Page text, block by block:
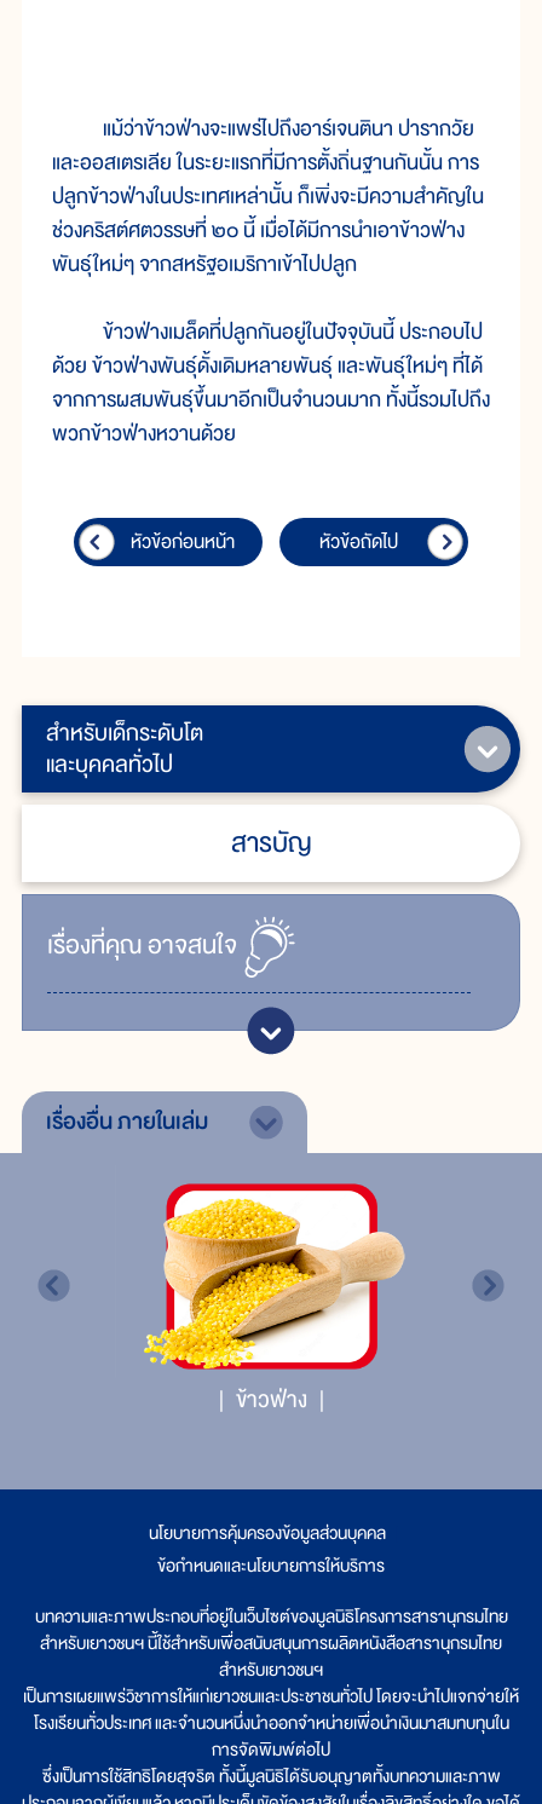
สำหรับเด็กระดับโต
และบุคคลทั่วไป
สารบัญ
เรื่ิองที่คุณอาจสนใจ
แม้ว่าข้าวฟ่างจะแพร่ไปถึงอาร์เจนตินา ปารากวัย
และออสเตรเลีย ในระยะแรกที่มีการตั้งถิ่นฐานกันนั้น การ
ปลูกข้าวฟ่างในประเทศเหล่านั้น ก็เพิ่งจะมีความสำคัญใน
ช่วงคริสต์ศตวรรษที่ ๒๐ นี้ เมื่อได้มีการนำเอาข้าวฟ่าง
พันธุ์ใหม่ๆ จากสหรัฐอเมริกาเข้าไปปลูก
ข้าวฟ่างเมล็ดที่ปลูกกันอยู่ในปัจจุบันนี้ ประกอบไป
ด้วย ข้าวฟ่างพันธุ์ดั้งเดิมหลายพันธุ์ และพันธุ์ใหม่ๆ ที่ได้
จากการผสมพันธุ์ขึ้นมาอีกเป็นจำนวนมาก ทั้งนี้รวมไปถึง
พวกข้าวฟ่างหวานด้วย
หัวข้อก่อนหน้า หัวข้อถัดไป
เรื่องอื่นภายในเล่ม
ข้าวฟ่าง
นโยบายการคุ้มครองข้อมูลส่วนบุคคล
ข้อกำหนดและนโยบายการให้บริการ
บทความและภาพประกอบที่อยู่ในเว็บไซต์ของมูลนิธิโครงการสารานุกรมไทย
สำหรับเยาวชนฯ นี้ใช้สำหรับเพื่อสนับสนุนการผลิตหนังสือสารานุกรมไทย
สำหรับเยาวชนฯ
เป็นการเผยแพร่วิชาการให้แก่เยาวชนและประชาชนทั่วไป โดยจะนำไปแจกจ่ายให้
โรงเรียนทั่วประเทศ และจำนวนหนึ่งนำออกจำหน่ายเพื่อนำเงินมาสมทบทุนใน
การจัดพิมพ์ต่อไป
ซึ่งเป็นการใช้สิทธิโดยสุจริต ทั้งนี้มูลนิธิได้รับอนุญาตทั้งบทความและภาพ